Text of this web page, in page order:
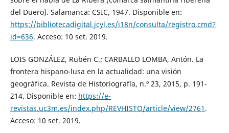
del Duero). Salamanca: CSIC, 1947. Disponible en:
https://bibliotecadigital.jcyl.es/i18n/consulta/registro.cmd?
id=636. Acceso: 10 set. 2019.
LOIS GONZÁLEZ, Rubén C.; CARBALLO LOMBA, Antón. La
frontera hispano-lusa en la actualidad: una visión
geográfica. Revista de Historiografía, n.º 23, 2015, p. 191-
214. Disponible en: https://e-
revistas.uc3m.es/index.php/REVHISTO/article/view/2761 .
Acceso: 10 set. 2019.